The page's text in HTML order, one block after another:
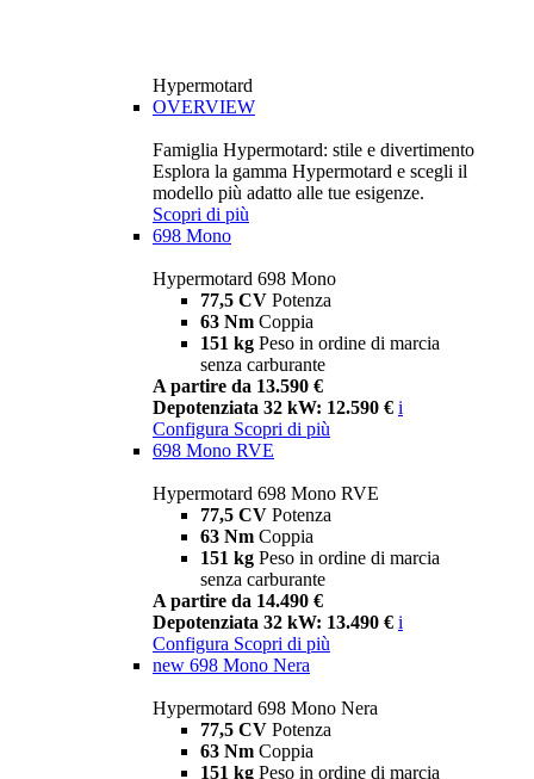
Hypermotard
OVERVIEW
Famiglia Hypermotard: stile e divertimento
Esplora la gamma Hypermotard e scegli il
modello più adatto alle tue esigenze.
Scopri di più
698 Mono
Hypermotard 698 Mono
77,5 CV Potenza
63 Nm Coppia
151 kg Peso in ordine di marcia
senza carburante
A partire da 13.590 €
Depotenziata 32 kW: 12.590 € i
Configura Scopri di più
698 Mono RVE
Hypermotard 698 Mono RVE
77,5 CV Potenza
63 Nm Coppia
151 kg Peso in ordine di marcia
senza carburante
A partire da 14.490 €
Depotenziata 32 kW: 13.490 € i
Configura Scopri di più
new 698 Mono Nera
Hypermotard 698 Mono Nera
77,5 CV Potenza
63 Nm Coppia
151 kg Peso in ordine di marcia